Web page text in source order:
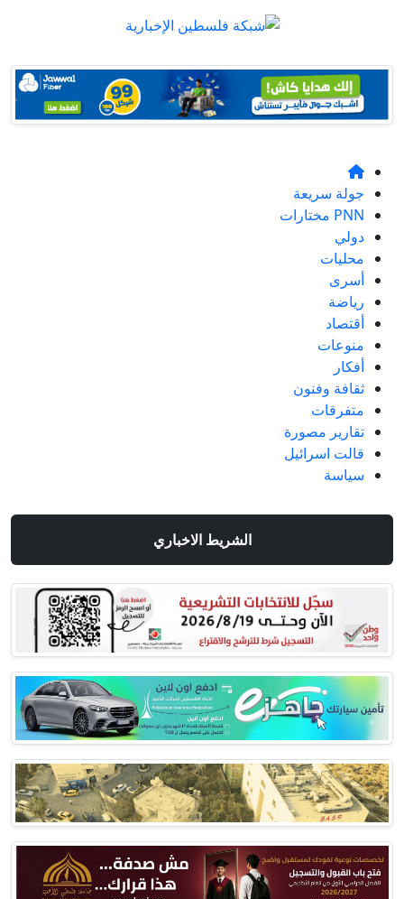
جولة سريعة
PNN مختارات
دولي
محليات
أسرى
رياضة
أقتصاد
منوعات
أفكار
ثقافة وفنون
متفرقات
تقارير مصورة
قالت اسرائيل
سياسة
الشريط الاخباري